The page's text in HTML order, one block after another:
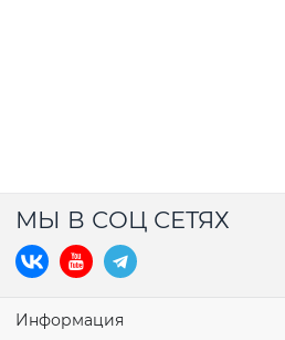
МЫ В СОЦ СЕТЯХ
Информация